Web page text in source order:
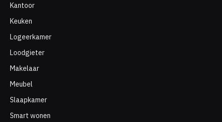
Kantoor
Keuken
Logeerkamer
Loodgieter
Makelaar
Meubel
Slaapkamer
Smart wonen